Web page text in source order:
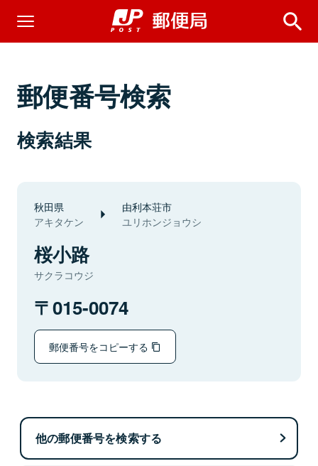
郵便番号検索
検索結果
秋田県
アキタケン
由利本荘市
ユリホンジョウシ
桜小路
サクラコウジ
015-0074
郵便番号をコピーする
他の郵便番号を検索する